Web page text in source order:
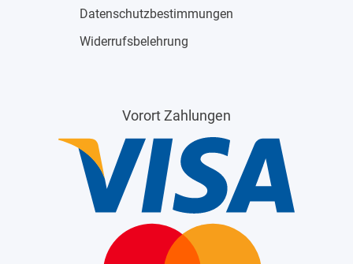
Datenschutzbestimmungen
Widerrufsbelehrung
Vorort Zahlungen